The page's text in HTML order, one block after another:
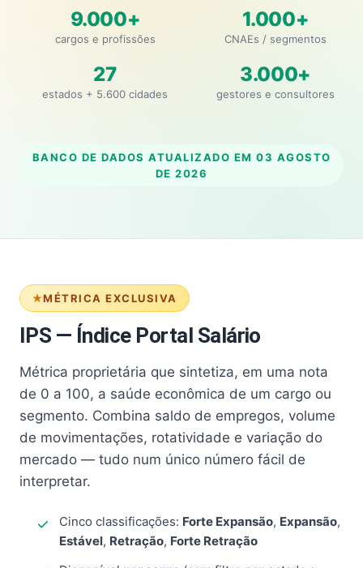
9.000+
cargos e profissões
1.000+
CNAEs / segmentos
27
estados + 5.600 cidades
3.000+
gestores e consultores
BANCO DE DADOS ATUALIZADO EM 03 AGOSTO
DE 2026
MÉTRICA EXCLUSIVA
IPS — Índice Portal Salário
Métrica proprietária que sintetiza, em uma nota
de 0 a 100, a saúde econômica de um cargo ou
segmento. Combina saldo de empregos, volume
de movimentações, rotatividade e variação do
mercado — tudo num único número fácil de
interpretar.
Cinco classificações: Forte Expansão, Expansão,
Estável, Retração, Forte Retração